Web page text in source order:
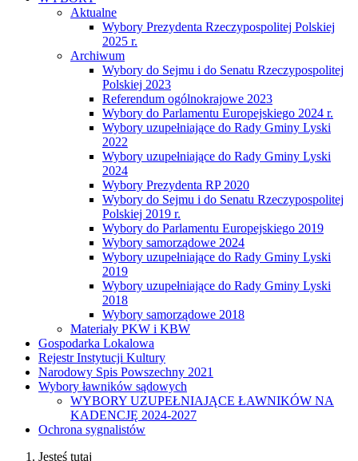
Aktualne
Wybory Prezydenta Rzeczypospolitej Polskiej
2025 r.
Archiwum
Wybory do Sejmu i do Senatu Rzeczypospolitej
Polskiej 2023
Referendum ogólnokrajowe 2023
Wybory do Parlamentu Europejskiego 2024 r.
Wybory uzupełniające do Rady Gminy Lyski
2022
Wybory uzupełniające do Rady Gminy Lyski
2024
Wybory Prezydenta RP 2020
Wybory do Sejmu i do Senatu Rzeczypospolitej
Polskiej 2019 r.
Wybory do Parlamentu Europejskiego 2019
Wybory samorządowe 2024
Wybory uzupełniające do Rady Gminy Lyski
2019
Wybory uzupełniające do Rady Gminy Lyski
2018
Wybory samorządowe 2018
Materiały PKW i KBW
Gospodarka Lokalowa
Rejestr Instytucji Kultury
Narodowy Spis Powszechny 2021
Wybory ławników sądowych
WYBORY UZUPEŁNIAJĄCE ŁAWNIKÓW NA
KADENCJĘ 2024-2027
Ochrona sygnalistów
Jesteś tutaj